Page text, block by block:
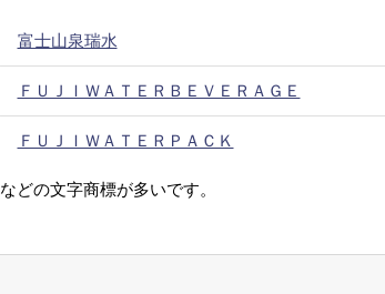
富士山泉瑞水
ＦＵＪＩＷＡＴＥＲＢＥＶＥＲＡＧＥ
ＦＵＪＩＷＡＴＥＲＰＡＣＫ
などの文字商標が多いです。